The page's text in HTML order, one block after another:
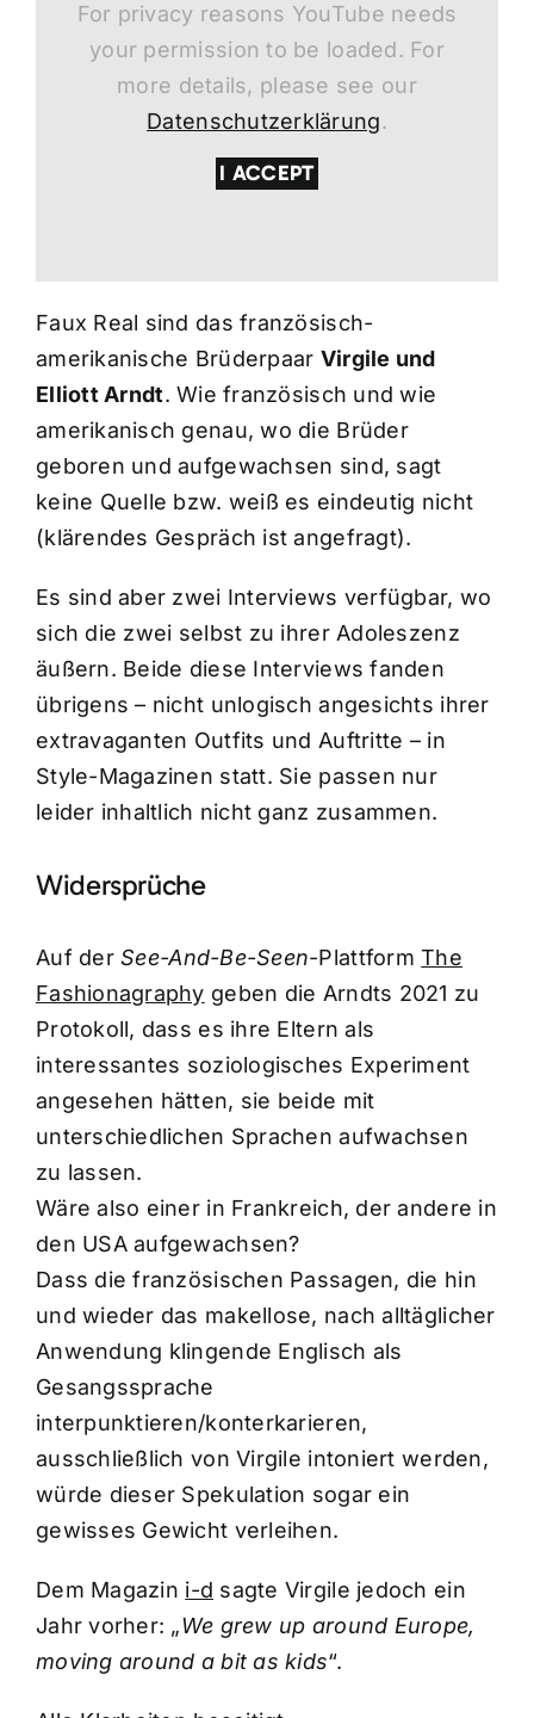
For privacy reasons YouTube needs
your permission to be loaded. For
more details, please see our
Datenschutzerklärung.
I ACCEPT
Faux Real sind das französisch-
amerikanische Brüderpaar Virgile und
Elliott Arndt. Wie französisch und wie
amerikanisch genau, wo die Brüder
geboren und aufgewachsen sind, sagt
keine Quelle bzw. weiß es eindeutig nicht
(klärendes Gespräch ist angefragt).
Es sind aber zwei Interviews verfügbar, wo
sich die zwei selbst zu ihrer Adoleszenz
äußern. Beide diese Interviews fanden
übrigens – nicht unlogisch angesichts ihrer
extravaganten Outfits und Auftritte – in
Style-Magazinen statt. Sie passen nur
leider inhaltlich nicht ganz zusammen.
Widersprüche
Auf derSee-And-Be-Seen-PlattformThe
Fashionagraphy geben die Arndts 2021 zu
Protokoll, dass es ihre Eltern als
interessantes soziologisches Experiment
angesehen hätten, sie beide mit
unterschiedlichen Sprachen aufwachsen
zu lassen.
Wäre also einer in Frankreich, der andere in
den USA aufgewachsen?
Dass die französischen Passagen, die hin
und wieder das makellose, nach alltäglicher
Anwendung klingende Englisch als
Gesangssprache
interpunktieren/konterkarieren,
ausschließlich von Virgile intoniert werden,
würde dieser Spekulation sogar ein
gewisses Gewicht verleihen.
Dem Magazin i-d sagte Virgile jedoch ein
Jahr vorher: „We grew up around Europe,
moving around a bit as kids“.